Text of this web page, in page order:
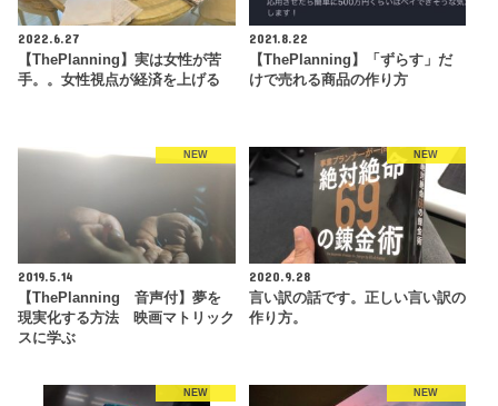
2022.6.27
【ThePlanning】実は女性が苦
手。。女性視点が経済を上げる
2021.8.22
【ThePlanning】「ずらす」だ
けで売れる商品の作り方
NEW
2019.5.14
【ThePlanning 音声付】夢を
現実化する方法 映画マトリック
スに学ぶ
NEW
2020.9.28
言い訳の話です。正しい言い訳の
作り方。
NEW NEW